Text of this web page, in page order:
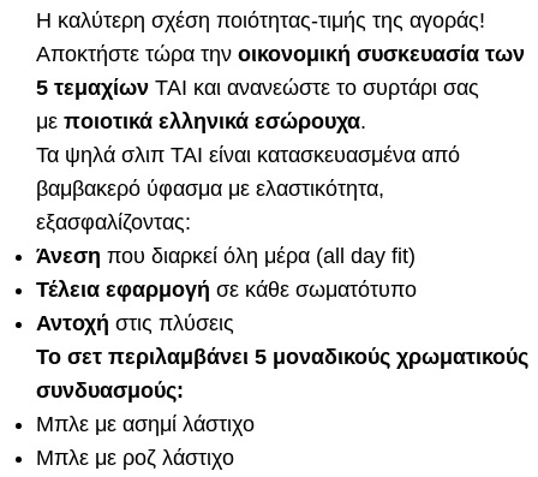
Η καλύτερη σχέση ποιότητας-τιμής της αγοράς!
Αποκτήστε τώρα την οικονομική συσκευασία των
5 τεμαχίων TAI και ανανεώστε το συρτάρι σας
με ποιοτικά ελληνικά εσώρουχα.
Τα ψηλά σλιπ TAI είναι κατασκευασμένα από
βαμβακερό ύφασμα με ελαστικότητα,
εξασφαλίζοντας:
Άνεση που διαρκεί όλη μέρα (all day fit)
Τέλεια εφαρμογή σε κάθε σωματότυπο
Αντοχή στις πλύσεις
Το σετ περιλαμβάνει 5 μοναδικούς χρωματικούς
συνδυασμούς:
Μπλε με ασημί λάστιχο
Μπλε με ροζ λάστιχο